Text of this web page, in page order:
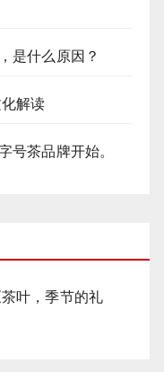
是什么原因？
解读
号茶品牌开始。
茶叶，季节的礼